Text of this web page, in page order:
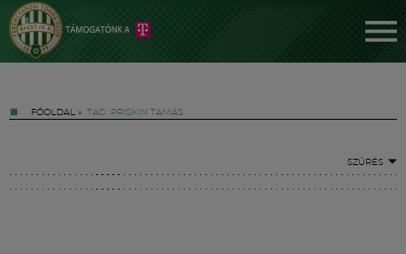
FŐOLDAL » TAG: PRISKIN TAMÁS
SZŰRÉS